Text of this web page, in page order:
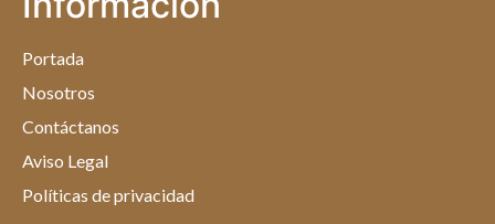
Portada
Nosotros
Contáctanos
Aviso Legal
Políticas de privacidad